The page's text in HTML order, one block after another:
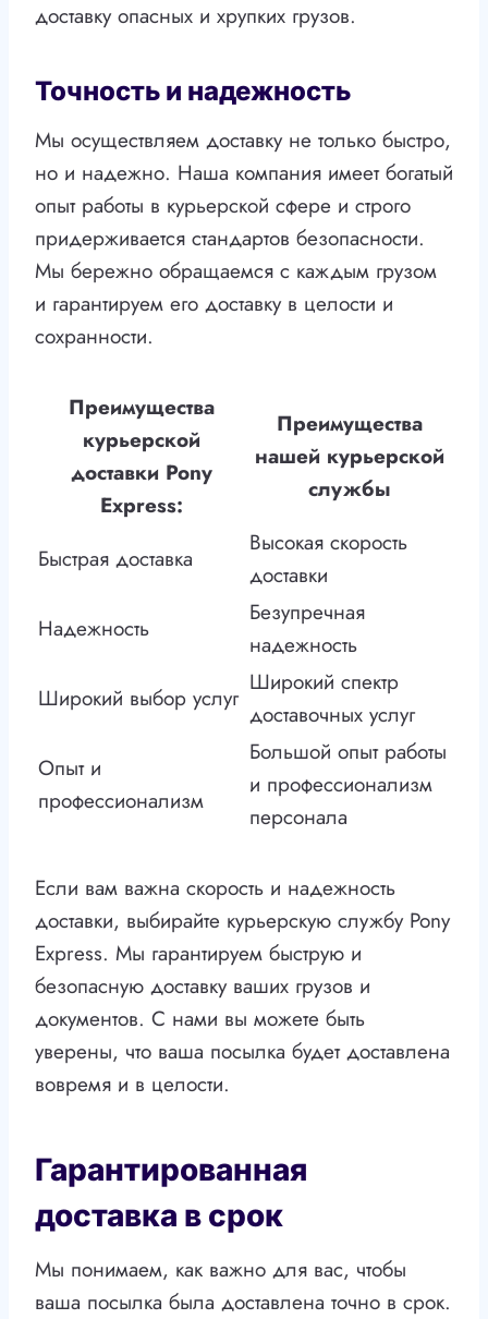
доставку опасных и хрупких грузов.
Точность и надежность
Мы осуществляем доставку не только быстро,
но и надежно. Наша компания имеет богатый
опыт работы в курьерской сфере и строго
придерживается стандартов безопасности.
Мы бережно обращаемся с каждым грузом
и гарантируем его доставку в целости и
сохранности.
Преимущества
курьерской
доставки Pony
Express:
Преимущества
нашей курьерской
службы
Быстрая доставка
Высокая скорость
доставки
Надежность
Безупречная
надежность
Широкий выбор услуг
Широкий спектр
доставочных услуг
Опыт и
профессионализм
Большой опыт работы
и профессионализм
персонала
Если вам важна скорость и надежность
доставки, выбирайте курьерскую службу Pony
Express. Мы гарантируем быструю и
безопасную доставку ваших грузов и
документов. С нами вы можете быть
уверены, что ваша посылка будет доставлена
вовремя и в целости.
Гарантированная
доставка в срок
Мы понимаем, как важно для вас, чтобы
ваша посылка была доставлена точно в срок.